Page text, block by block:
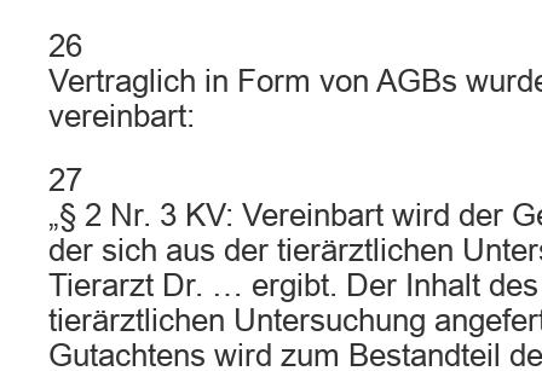
26
Vertraglich in Form von AGBs
vereinbart:
27
„§ 2 Nr. 3 KV: Vereinbart wird der
der sich aus der tierärztlichen
Tierarzt Dr. … ergibt. Der Inhalt
tierärztlichen Untersuchung
Gutachtens wird zum Bestandteil